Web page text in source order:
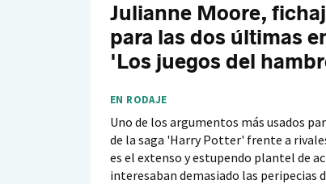
Julianne Moore,
para las dos últimas
'Los juegos del
EN RODAJE
Uno de los argumentos más usados
de la saga 'Harry Potter' frente a
es el extenso y estupendo plantel de
interesaban demasiado las peripecias